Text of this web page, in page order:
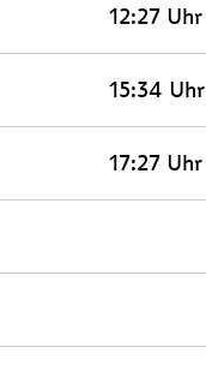
12:27 Uhr
15:34 Uhr
17:27 Uhr